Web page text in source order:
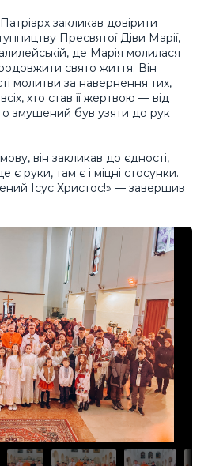
закликав довірити
Пресвятої Діви Марії,
де Марія молилася
свято життя. Він
молитви за навернення тих,
хто став її жертвою — від
змушений був узяти до рук
він закликав до єдності,
руки, там є і міцні стосунки.
Ісус Христос!» — завершив